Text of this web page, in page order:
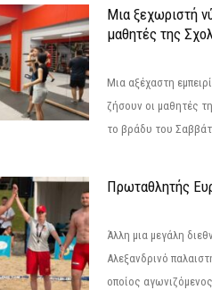
Μια ξεχωριστή
μαθητές της
Μια αξέχαστη
ζήσουν οι μαθητές
το βράδυ του
Πρωταθλητής
Άλλη μια μεγάλη
Αλεξανδρινό
οποίος